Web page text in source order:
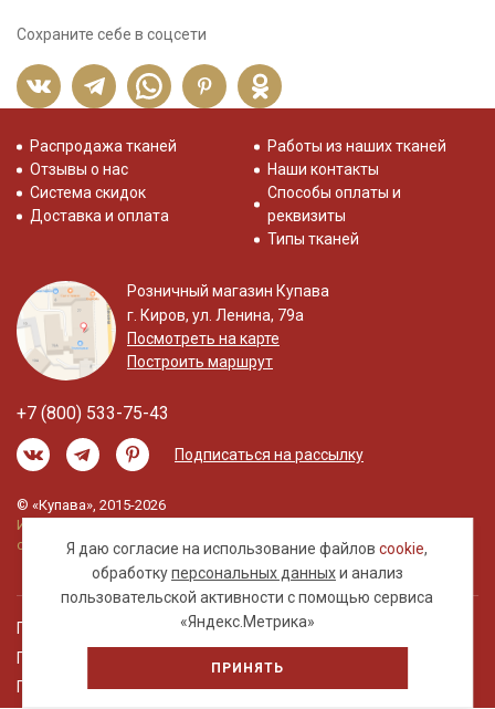
Сохраните себе в соцсети
Я даю согласие на использование файловcookie,
обработкуперсональных данныхи анализ
пользовательской активности с помощью сервиса
«Яндекс.Метрика»
ПРИНЯТЬ
Распродажа тканей
Отзывы о нас
Система скидок
Доставка и оплата
Работы из наших тканей
Наши контакты
Способы оплаты и
реквизиты
Типы тканей
Розничный магазин Купава
г. Киров, ул. Ленина, 79а
Посмотреть на карте
Построить маршрут
+7 (800) 533-75-43
Подписаться на рассылку
© «Купава», 2015-2026
Информация на сайте не является публичной
офертой.
Правовая информация
Политика обработки персональных данных
Пользовательское соглашение